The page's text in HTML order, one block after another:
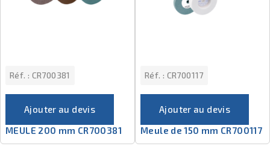
Réf. : CR700381
Ajouter au devis
MEULE 200 mm CR700381
Réf. : CR700117
Ajouter au devis
Meule de 150 mm CR700117